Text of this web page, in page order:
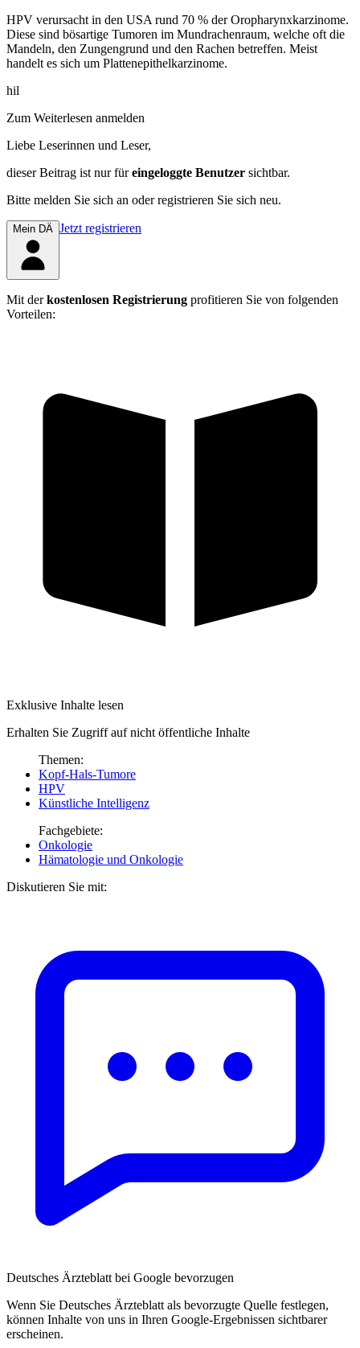
HPV verursacht in den USA rund 70 % der Oropharynxkarzinome.
Diese sind bösartige Tumoren im Mundrachenraum, welche oft die
Mandeln, den Zungengrund und den Rachen betreffen. Meist
handelt es sich um Plattenepithelkarzinome.
hil
Zum Weiterlesen anmelden
Liebe Leserinnen und Leser,
dieser Beitrag ist nur füreingeloggte Benutzer sichtbar.
Bitte melden Sie sich an oder registrieren Sie sich neu.
Mein DÄ Jetzt registrieren
Mit derkostenlosen Registrierung profitieren Sie von folgenden
Vorteilen:
Exklusive Inhalte lesen
Erhalten Sie Zugriff auf nicht öffentliche Inhalte
Themen:
Kopf-Hals-Tumore
HPV
Künstliche Intelligenz
Fachgebiete:
Onkologie
Hämatologie und Onkologie
Diskutieren Sie mit:
Deutsches Ärzteblatt bei Google bevorzugen
Wenn Sie Deutsches Ärzteblatt als bevorzugte Quelle festlegen,
können Inhalte von uns in Ihren Google-Ergebnissen sichtbarer
erscheinen.